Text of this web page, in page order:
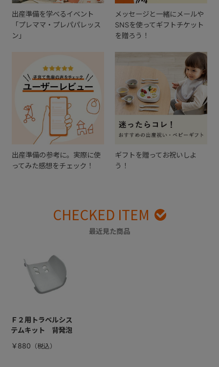
出産準備を学べるイベント
「プレママ・プレパパレッス
ン」
メッセージと一緒にメールや
SNSを使ってギフトチケット
を贈ろう！
出産準備の参考に。実際に使
ってみた感想をチェック！
ギフトを贈ってお祝いしよ
う！
CHECKED ITEM
最近見た商品
Ｆ２用トラベルシス
テムキット 背発泡
￥880